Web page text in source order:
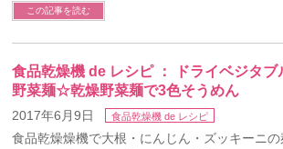
この記事を読む
食品乾燥機 de レシピ ： ドライベジタ
野菜麺☆乾燥野菜麺で3色そうめん
2017年6月9日 食品乾燥機 de レシピ
食品乾燥燥機で大根・にんじん・ズッキーニ